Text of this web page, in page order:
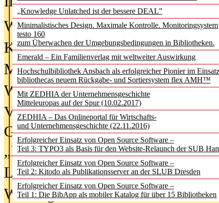
„Knowledge Unlatched ist der bessere DEAL”
Minimalistisches Design. Maximale Kontrolle. Monitoringsystem
testo 160
zum Überwachen der Umgebungsbedingungen in Bibliotheken.
Emerald – Ein Familienverlag mit weltweiter Auswirkung
Hochschulbibliothek Ansbach als erfolgreicher Pionier im
bibliothecas neuem Rückgabe- und Sortiersystem flex AMH™
Mit ZEDHIA der Unternehmensgeschichte
Mitteleuropas auf der Spur (10.02.2017)
ZEDHIA – Das Onlineportal für Wirtschafts-
und Unternehmensgeschichte (22.11.2016)
Erfolgreicher Einsatz von Open Source Software –
Teil 3: TYPO3 als Basis für den Website-Relaunch der SUB
Erfolgreicher Einsatz von Open Source Software –
Teil 2: Kitodo als Publikationsserver an der SLUB Dresden
Erfolgreicher Einsatz von Open Source Software –
Teil 1: Die BibApp als mobiler Katalog für über 15 Bibliotheken
Was Hochschul­bibliotheken von
Kinder in der digitalen Welt
Metadaten als Infrastruktur
Wenn Bots katalogisieren
Von Abschlusskleidern bis
Geisterjagd-Ausrüstung in der
„Library of Things“ unterwegs
Lesen als Infrastrukturaufgabe
Wie Jugendliche Social Media